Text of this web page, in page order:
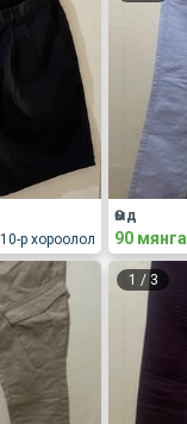
10-р хороолол
Өмд
90 мянга
1 /3